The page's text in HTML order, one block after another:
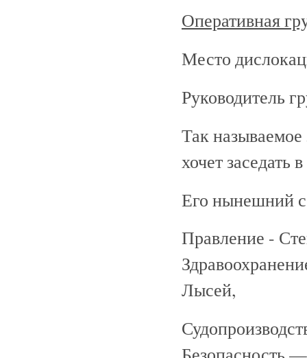
Оперативная
Место
Руководитель
Так
хочет заседать
Его нынешний
Правление -
Лысей,